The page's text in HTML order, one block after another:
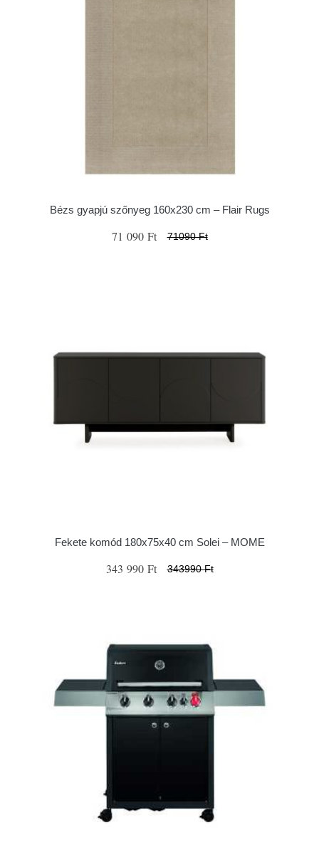
Bézs gyapjú szőnyeg 160x230 cm – Flair Rugs
71 090 Ft 71090 Ft
Fekete komód 180x75x40 cm Solei – MOME
343 990 Ft 343990 Ft